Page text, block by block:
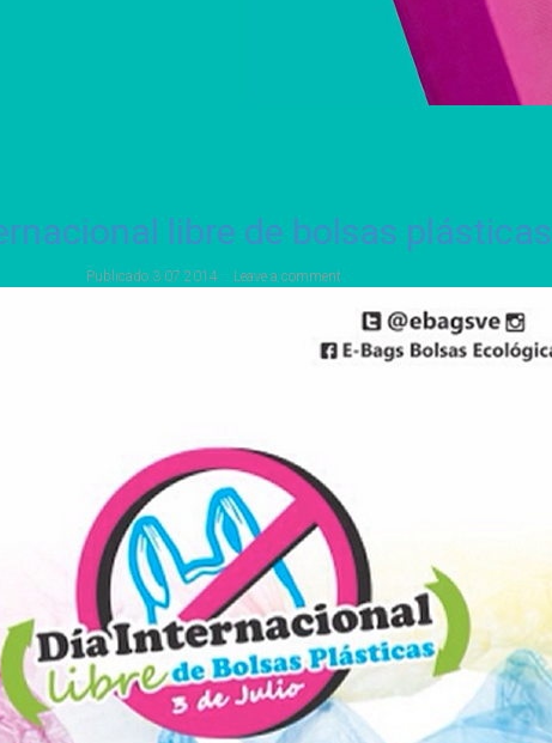
libre de bolsas plásticas
Publicado 3 07 2014 Leave a comment